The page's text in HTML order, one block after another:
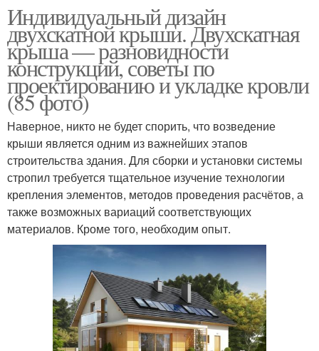
Индивидуальный дизайн
двухскатной крыши. Двухскатная
крыша — разновидности
конструкций, советы по
проектированию и укладке кровли
(85 фото)
Наверное, никто не будет спорить, что возведение
крыши является одним из важнейших этапов
строительства здания. Для сборки и установки системы
стропил требуется тщательное изучение технологии
крепления элементов, методов проведения расчётов, а
также возможных вариаций соответствующих
материалов. Кроме того, необходим опыт.